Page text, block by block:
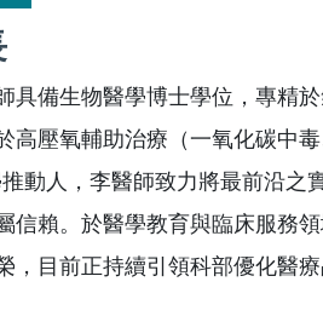
具備生物醫學博士學位，專精
高壓氧輔助治療（一氧化碳中
動人，李醫師致力將最前沿之
信賴。於醫學教育與臨床服務
，目前正持續引領科部優化醫